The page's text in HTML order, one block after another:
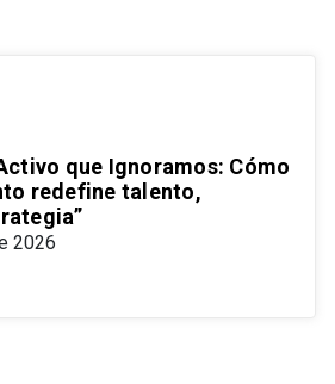
que Ignoramos: Cómo
redefine talento,
2026